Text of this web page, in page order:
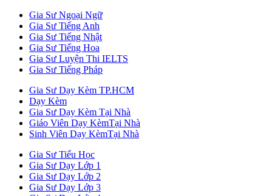
Gia Sư Ngoại Ngữ
Gia Sư Tiếng Anh
Gia Sư Tiếng Nhật
Gia Sư Tiếng Hoa
Gia Sư Luyện Thi IELTS
Gia Sư Tiếng Pháp
Gia Sư Dạy Kèm TP.HCM
Dạy Kèm
Gia Sư Dạy Kèm Tại Nhà
Giáo Viên Dạy KèmTại Nhà
Sinh Viên Dạy KèmTại Nhà
Gia Sư Tiểu Học
Gia Sư Dạy Lớp 1
Gia Sư Dạy Lớp 2
Gia Sư Dạy Lớp 3